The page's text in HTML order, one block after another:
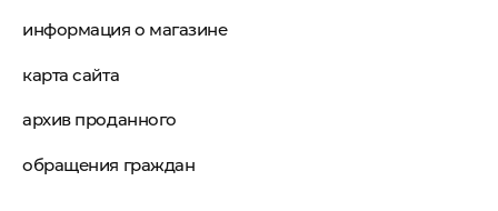
информация о магазине
карта сайта
архив проданного
обращения граждан